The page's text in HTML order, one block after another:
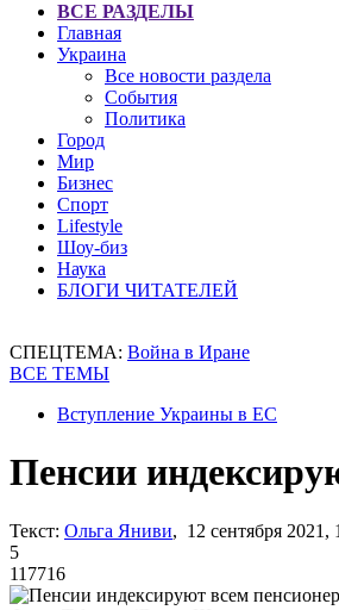
ВСЕ РАЗДЕЛЫ
Главная
Украина
Все новости раздела
События
Политика
Город
Мир
Бизнес
Спорт
Lifestyle
Шоу-биз
Наука
БЛОГИ ЧИТАТЕЛЕЙ
СПЕЦТЕМА: Война в Иране
ВСЕ ТЕМЫ
Вступление Украины в ЕС
Пенсии
Текст: Ольга Яниви, 12 сентября 2021,
5
117716